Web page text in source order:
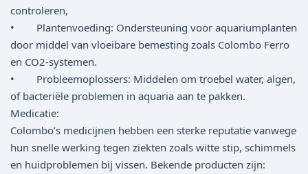
controleren,
• Plantenvoeding: Ondersteuning voor aquariumplanten
door middel van vloeibare bemesting zoals Colombo Ferro
en CO2-systemen.
• Probleemoplossers: Middelen om troebel water, algen,
of bacteriële problemen in aquaria aan te pakken.
Medicatie:
Colombo’s medicijnen hebben een sterke reputatie vanwege
hun snelle werking tegen ziekten zoals witte stip, schimmels
en huidproblemen bij vissen. Bekende producten zijn: